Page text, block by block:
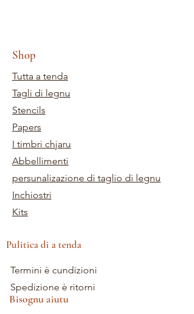
Shop
Tutta a tenda
Tagli di legnu
Stencils
Papers
I timbri chjaru
Abbellimenti
persunalizazione di taglio di legnu
Inchiostri
Kits
Pulitica di a tenda
Termini è cundizioni
Spedizione è ritorni
Bisognu aiutu